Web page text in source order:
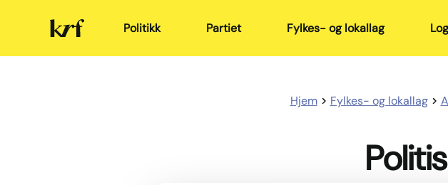
Kristelig
Folkeparti Politikk Partiet Fylkes- og lokallag
Hjem Fylkes- og lokallag